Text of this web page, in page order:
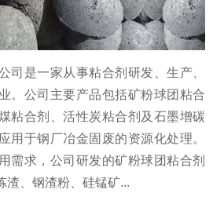
司是一家从事粘合剂研发、生产、
。公司主要产品包括矿粉球团粘合
粘合剂、活性炭粘合剂及石墨增碳
用于钢厂冶金固废的资源化处理。
需求，公司研发的矿粉球团粘合剂
渣、钢渣粉、硅锰矿...